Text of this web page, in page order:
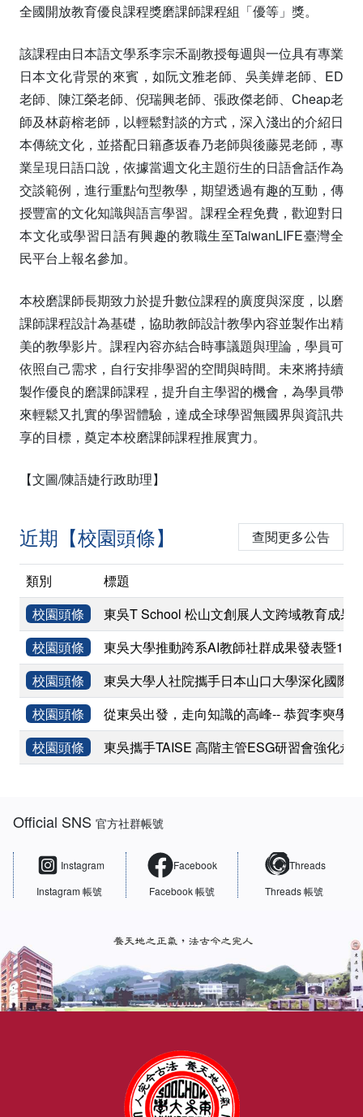
全國開放教育優良課程獎磨課師課程組「優等」獎。
該課程由日本語文學系李宗禾副教授每週與一位具有專業
日本文化背景的來賓，如阮文雅老師、吳美嬅老師、ED
老師、陳江榮老師、倪瑞興老師、張政傑老師、Cheap老
師及林蔚榕老師，以輕鬆對談的方式，深入淺出的介紹日
本傳統文化，並搭配日籍彥坂春乃老師與後藤晃老師，專
業呈現日語口說，依據當週文化主題衍生的日語會話作為
交談範例，進行重點句型教學，期望透過有趣的互動，傳
授豐富的文化知識與語言學習。課程全程免費，歡迎對日
本文化或學習日語有興趣的教職生至TaiwanLIFE臺灣全
民平台上報名參加。
本校磨課師長期致力於提升數位課程的廣度與深度，以磨
課師課程設計為基礎，協助教師設計教學內容並製作出精
美的教學影片。課程內容亦結合時事議題與理論，學員可
依照自己需求，自行安排學習的空間與時間。未來將持續
製作優良的磨課師課程，提升自主學習的機會，為學員帶
來輕鬆又扎實的學習體驗，達成全球學習無國界與資訊共
享的目標，奠定本校磨課師課程推展實力。
【文圖/陳語婕行政助理】
近期【校園頭條】 查閱更多公告
類別
標題
校園頭條
東吳T School 松山文創展人文跨域教育成果
校園頭條
東吳大學推動跨系AI教師社群成果發表暨
校園頭條
東吳大學人社院攜手日本山口大學深化國際
校園頭條
從東吳出發，走向知識的高峰-- 恭賀李奭學
校園頭條
東吳攜手TAISE 高階主管ESG研習會強化永
Official SNS官方社群帳號
Instagram
Instagram 帳號
Facebook
Facebook 帳號
Threads
Threads 帳號